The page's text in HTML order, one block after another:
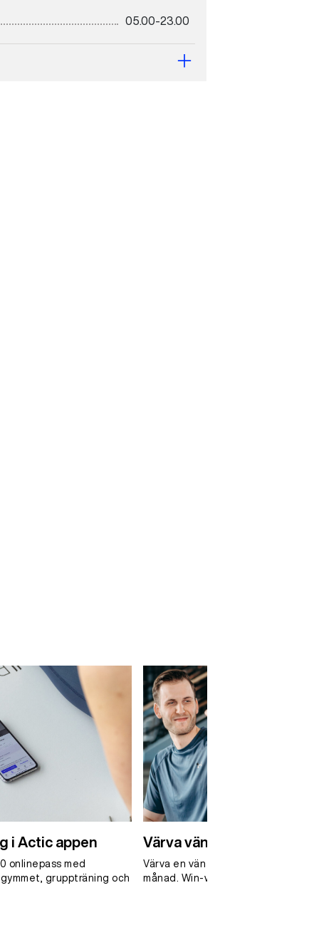
05.00-23.00
i Actic appen
onlinepass med
gruppträning och
Värva vän – få en fri
Värva en vän och bli själv belönad
månad. Win-win!